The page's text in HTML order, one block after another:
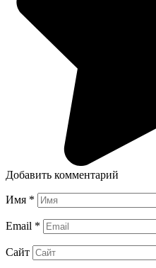
Добавить комментарий
Имя *
Email *
Сайт